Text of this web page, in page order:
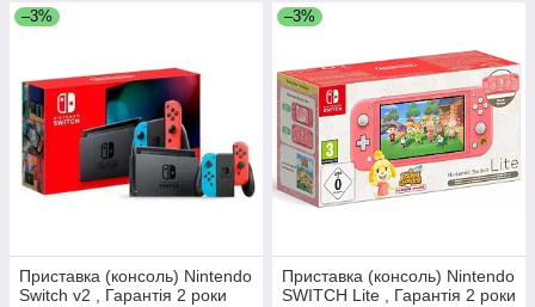
–3%
Приставка (консоль) Nintendo
Switch v2 , Гарантія 2 роки
–3%
Приставка (консоль) Nintendo
SWITCH Lite , Гарантія 2 роки